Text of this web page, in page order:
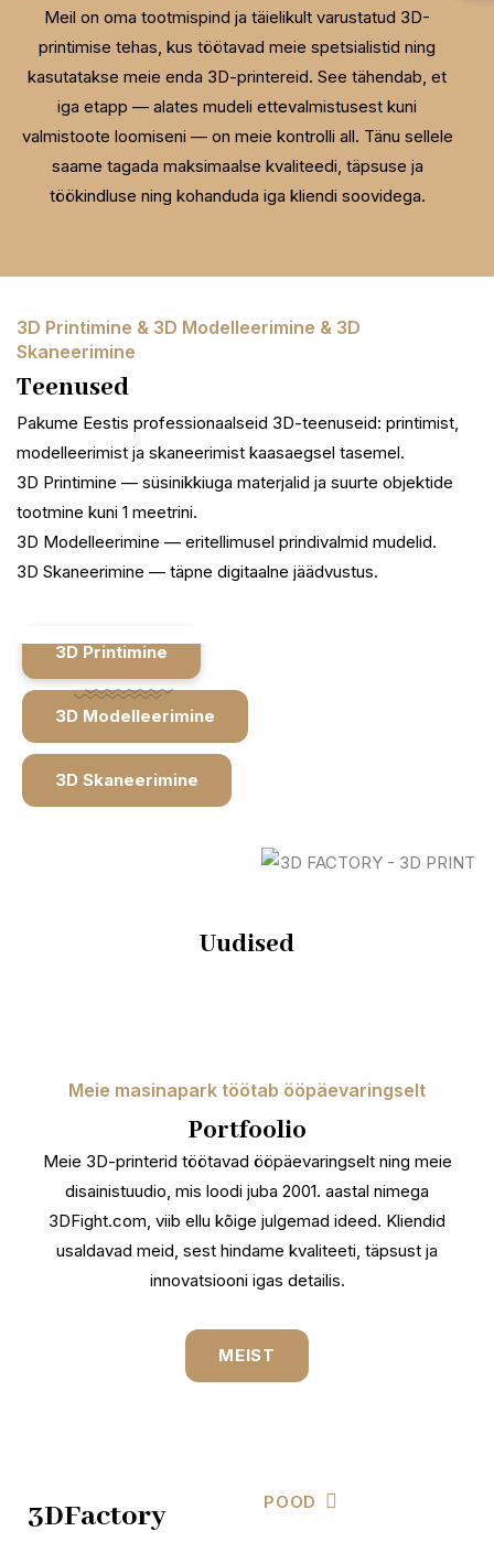
Meil on oma tootmispind ja täielikult varustatud 3D-
printimise tehas, kus töötavad meie spetsialistid ning
kasutatakse meie enda 3D-printereid. See tähendab, et
iga etapp — alates mudeli ettevalmistusest kuni
valmistoote loomiseni — on meie kontrolli all. Tänu sellele
saame tagada maksimaalse kvaliteedi, täpsuse ja
töökindluse ning kohanduda iga kliendi soovidega.
3D Printimine & 3D Modelleerimine & 3D
Skaneerimine
Teenused
Pakume Eestis professionaalseid 3D-teenuseid: printimist,
modelleerimist ja skaneerimist kaasaegsel tasemel.
3D Printimine — süsinikkiuga materjalid ja suurte objektide
tootmine kuni 1 meetrini.
3D Modelleerimine — eritellimusel prindivalmid mudelid.
3D Skaneerimine — täpne digitaalne jäädvustus.
3D Printimine
3D Modelleerimine
3D Skaneerimine
Uudised
Meie masinapark töötab ööpäevaringselt
Portfoolio
Meie 3D-printerid töötavad ööpäevaringselt ning meie
disainistuudio, mis loodi juba 2001. aastal nimega
3DFight.com, viib ellu kõige julgemad ideed. Kliendid
usaldavad meid, sest hindame kvaliteeti, täpsust ja
innovatsiooni igas detailis.
MEIST
3DFactory
POOD